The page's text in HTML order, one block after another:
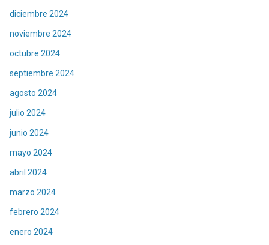
diciembre 2024
noviembre 2024
octubre 2024
septiembre 2024
agosto 2024
julio 2024
junio 2024
mayo 2024
abril 2024
marzo 2024
febrero 2024
enero 2024